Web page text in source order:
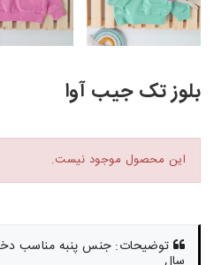
بلوز تک جیب آوا
این محصول موجود نیست.